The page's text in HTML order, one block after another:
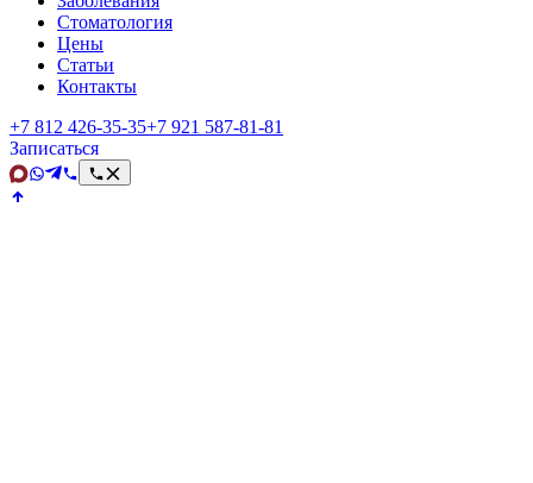
Стоматология
Цены
Статьи
Контакты
+7 812 426‑35‑35+7 921 587‑81‑81
Записаться